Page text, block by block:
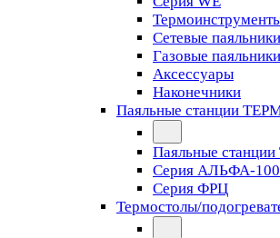
Сетевые паяльники
Газовые паяльники
Аксессуары
Наконечники
Паяльные станции
Паяльные
Серия АЛЬФА-100
Серия ФРЦ
Термостолы/